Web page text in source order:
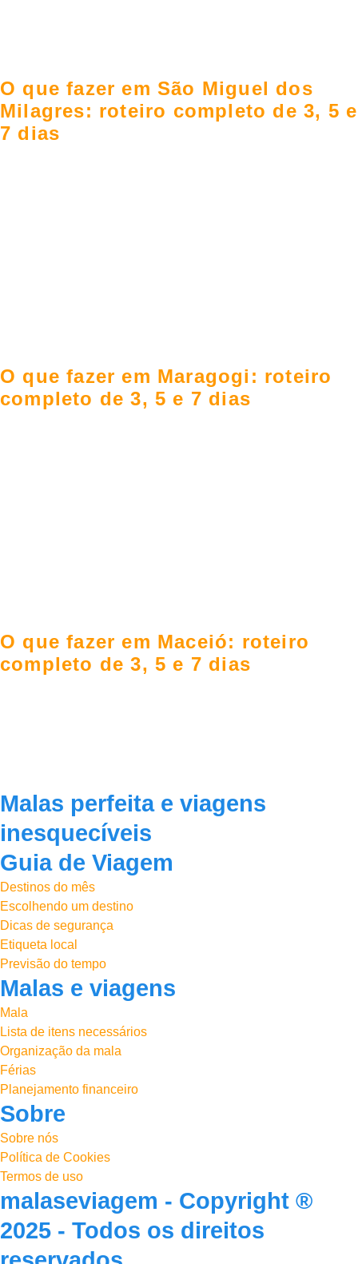
O que fazer em São Miguel dos
Milagres: roteiro completo de 3, 5 e
7 dias
O que fazer em Maragogi: roteiro
completo de 3, 5 e 7 dias
O que fazer em Maceió: roteiro
completo de 3, 5 e 7 dias
Malas perfeita e viagens
inesquecíveis
Guia de Viagem
Destinos do mês
Escolhendo um destino
Dicas de segurança
Etiqueta local
Previsão do tempo
Malas e viagens
Mala
Lista de itens necessários
Organização da mala
Férias
Planejamento financeiro
Sobre
Sobre nós
Política de Cookies
Termos de uso
malaseviagem - Copyright ®
2025 - Todos os direitos